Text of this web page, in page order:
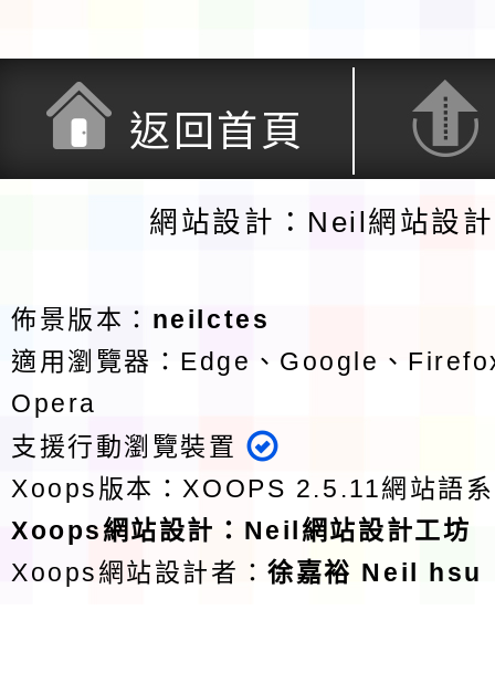
返回首頁
網站設計：Neil網站設
佈景版本： neilctes
適用瀏覽器：Edge、Google、
Opera
支援行動瀏覽裝置
Xoops版本： XOOPS 2.5.11網站語
Xoops網站設計 ： Neil網站設計工坊
Xoops網站設計者：徐嘉裕 Neil hsu